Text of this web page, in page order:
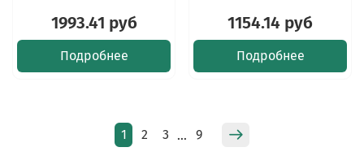
1993.41 руб
Подробнее
1154.14 руб
Подробнее
1 2 3 … 9